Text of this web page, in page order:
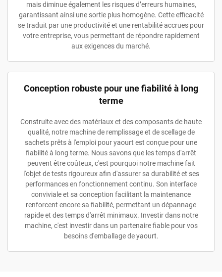
mais diminue également les risques d’erreurs humaines,
garantissant ainsi une sortie plus homogène. Cette efficacité
se traduit par une productivité et une rentabilité accrues pour
votre entreprise, vous permettant de répondre rapidement
aux exigences du marché.
Conception robuste pour une fiabilité à long
terme
Construite avec des matériaux et des composants de haute
qualité, notre machine de remplissage et de scellage de
sachets prêts à l'emploi pour yaourt est conçue pour une
fiabilité à long terme. Nous savons que les temps d'arrêt
peuvent être coûteux, c'est pourquoi notre machine fait
l'objet de tests rigoureux afin d'assurer sa durabilité et ses
performances en fonctionnement continu. Son interface
conviviale et sa conception facilitant la maintenance
renforcent encore sa fiabilité, permettant un dépannage
rapide et des temps d'arrêt minimaux. Investir dans notre
machine, c'est investir dans un partenaire fiable pour vos
besoins d'emballage de yaourt.